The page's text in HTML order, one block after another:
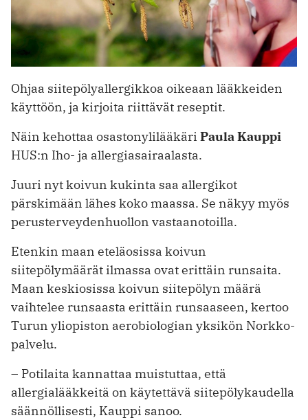
Ohjaa siitepölyallergikkoa oikeaan lääkkeiden
käyttöön, ja kirjoita riittävät reseptit.
Näin kehottaa osastonylilääkäri Paula Kauppi
HUS:n Iho- ja allergiasairaalasta.
Juuri nyt koivun kukinta saa allergikot
pärskimään lähes koko maassa. Se näkyy myös
perusterveydenhuollon vastaanotoilla.
Etenkin maan eteläosissa koivun
siitepölymäärät ilmassa ovat erittäin runsaita.
Maan keskiosissa koivun siitepölyn määrä
vaihtelee runsaasta erittäin runsaaseen, kertoo
Turun yliopiston aerobiologian yksikön Norkko-
palvelu.
– Potilaita kannattaa muistuttaa, että
allergialääkkeitä on käytettävä siitepölykaudella
säännöllisesti, Kauppi sanoo.